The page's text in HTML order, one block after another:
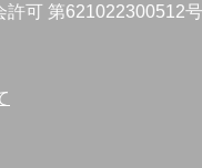
許可 第621022300512号